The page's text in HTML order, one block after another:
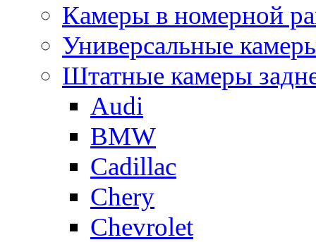
Камеры в номерной
Универсальные
Штатные камеры
Audi
BMW
Cadillac
Chery
Chevrolet